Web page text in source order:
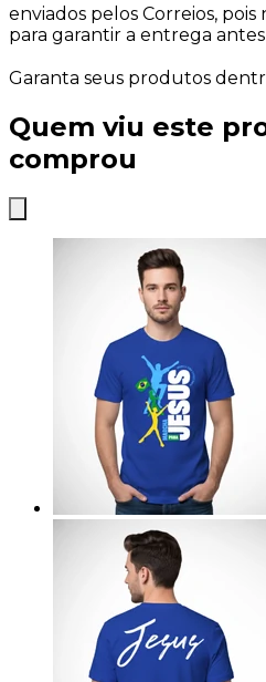
enviados pelos Correios, pois
para garantir a entrega
Garanta seus produtos
Quem viu este
comprou